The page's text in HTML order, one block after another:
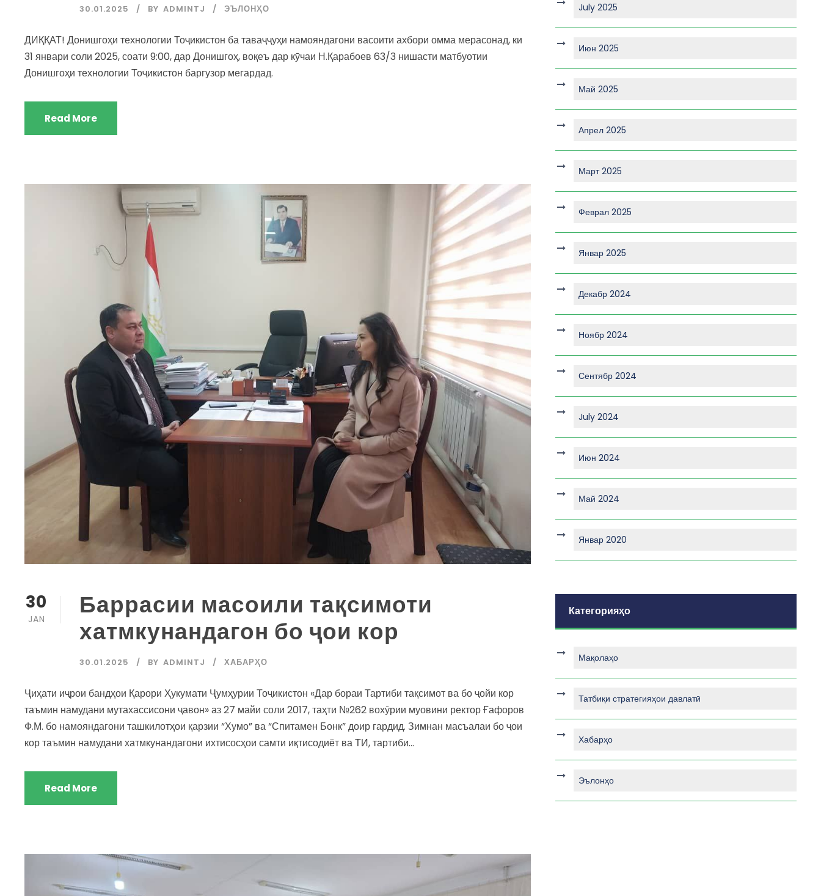
30.01.2025 BY ADMINTJ ЭЪЛОНҲО
ДИҚҚАТ! Донишгоҳи технологии Тоҷикистон ба таваҷҷуҳи намояндагони васоити ахбори омма мерасонад, ки
31 январи соли 2025, соати 9:00, дар Донишгоҳ, воқеъ дар кӯчаи Н.Қарабоев 63/3 нишасти матбуотии
Донишгоҳи технологии Тоҷикистон баргузор мегардад.
Read More
30
JAN
Баррасии масоили тақсимоти
хатмкунандагон бо ҷои кор
30.01.2025 BY ADMINTJ ХАБАРҲО
Ҷиҳати иҷрои бандҳои Қарори Ҳукумати Ҷумҳурии Тоҷикистон «Дар бораи Тартиби тақсимот ва бо ҷойи кор
таъмин намудани мутахассисони ҷавон» аз 27 майи соли 2017, таҳти №262 вохӯрии муовини ректор Ғафоров
Ф.М. бо намояндагони ташкилотҳои қарзии “Хумо” ва “Спитамен Бонк” доир гардид. Зимнан масъалаи бо ҷои
кор таъмин намудани хатмкунандагони ихтисосҳои самти иқтисодиёт ва ТИ, тартиби...
Read More
July 2025
Июн 2025
Май 2025
Апрел 2025
Март 2025
Феврал 2025
Январ 2025
Декабр 2024
Ноябр 2024
Сентябр 2024
July 2024
Июн 2024
Май 2024
Январ 2020
Категорияҳо
Мақолаҳо
Татбиқи стратегияҳои давлатӣ
Хабарҳо
Эълонҳо